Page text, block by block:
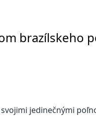
brazílskeho
jedinečnými